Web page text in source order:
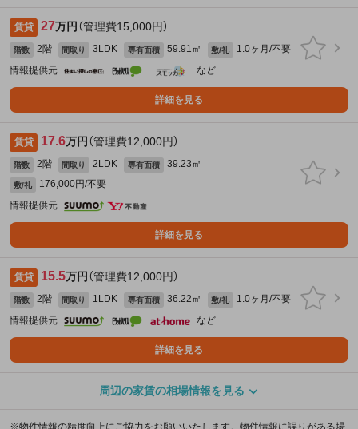
賃貸 27万円 （管理費15,000円）
階数 2階 間取り 3LDK 専有面積 59.91㎡ 敷/礼
1.0ヶ月/不要
情報提供元
など
詳細を見る
賃貸 17.6万円 （管理費12,000円）
階数 2階 間取り 2LDK 専有面積 39.23㎡
敷/礼
176,000円/不要
情報提供元
詳細を見る
賃貸 15.5万円 （管理費12,000円）
階数 2階 間取り 1LDK 専有面積 36.22㎡ 敷/礼
1.0ヶ月/不要
情報提供元
など
詳細を見る
周辺の家賃の相場情報を見る